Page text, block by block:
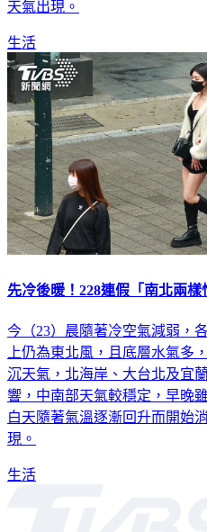
天氣出現。
生活
先冷後暖！228連假「南北兩
今（23）晨隨著冷空氣減弱，
上仍為東北風，且底層水氣多
沉天氣，北海岸、大台北及宜
響，中南部天氣較穩定，早晚
白天隨著氣溫逐漸回升而開始
現。
生活